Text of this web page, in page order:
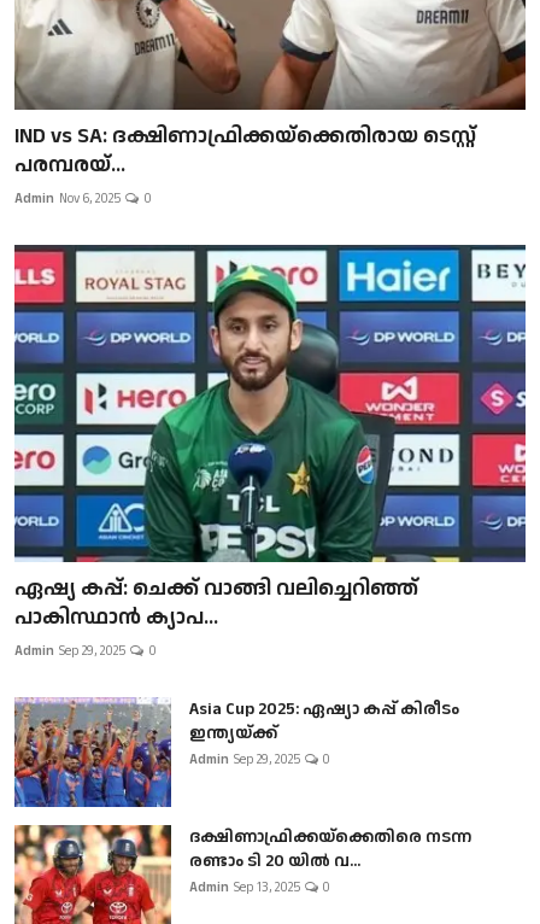
IND vs SA: ദക്ഷിണാഫ്രിക്കയ്‌ക്കെതിരായ ടെസ്റ്റ്
പരമ്പരയ്...
Admin Nov 6, 2025 0
ഏഷ്യ കപ്പ്: ചെക്ക് വാങ്ങി വലിച്ചെറിഞ്ഞ്
പാകിസ്ഥാൻ ക്യാപ...
Admin Sep 29, 2025 0
Asia Cup 2025: ഏഷ്യാ കപ്പ് കിരീടം
ഇന്ത്യയ്ക്ക്
Admin Sep 29, 2025 0
ദക്ഷിണാഫ്രിക്കയ്‌ക്കെതിരെ നടന്ന
രണ്ടാം ടി 20 യിൽ വ...
Admin Sep 13, 2025 0